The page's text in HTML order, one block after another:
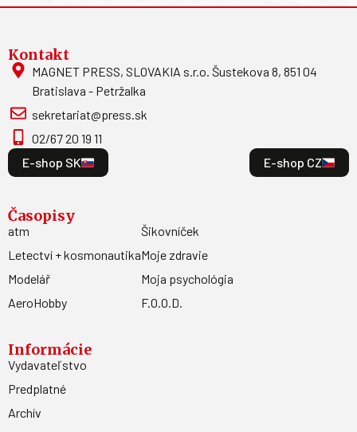
Kontakt
MAGNET PRESS, SLOVAKIA s.r.o. Šustekova 8, 851 04
Bratislava - Petržalka
sekretariat@press.sk
02/67 20 19 11
E-shop SK
E-shop CZ
Časopisy
atm
Letectví + kosmonautika
Modelář
AeroHobby
Šikovníček
Moje zdravie
Moja psychológia
F.O.O.D.
Informácie
Vydavateľstvo
Predplatné
Archív